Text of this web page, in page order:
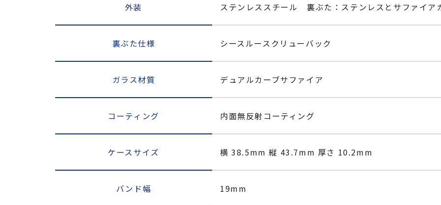
外装 ステンレススチール 裏ぶた：ステンレスとサファイア
裏ぶた仕様 シースルースクリューバック
ガラス材質 デュアルカーブサファイア
コーティング 内面無反射コーティング
ケースサイズ 横 38.5mm 縦 43.7mm 厚さ 10.2mm
バンド幅 19mm